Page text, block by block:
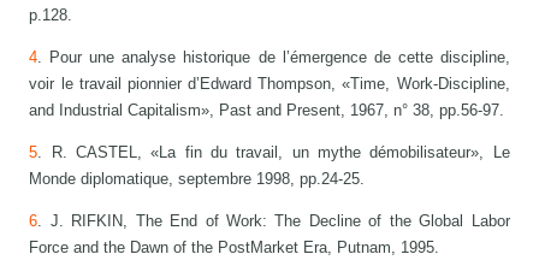
p.128.
4. Pour une analyse historique de l’émergence de cette discipline,
voir le travail pionnier d’Edward Thompson, «Time, Work-Discipline,
and Industrial Capitalism», Past and Present, 1967, n° 38, pp.56-97.
5. R. CASTEL, «La fin du travail, un mythe démobilisateur», Le
Monde diplomatique, septembre 1998, pp.24-25.
6. J. RIFKIN, The End of Work: The Decline of the Global Labor
Force and the Dawn of the PostMarket Era, Putnam, 1995.